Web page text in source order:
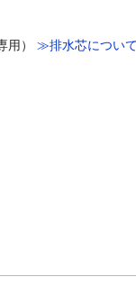
用） ≫排水芯について